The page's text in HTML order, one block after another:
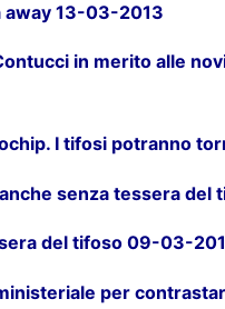
away 13-03-2013
in merito alle
I tifosi potranno
senza tessera
del tifoso 09-03-
per